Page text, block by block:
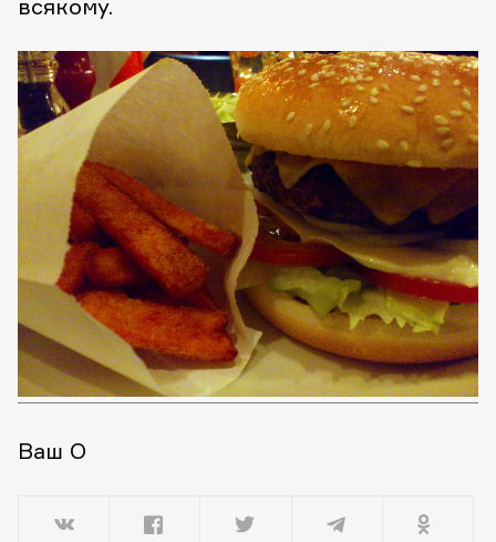
всякому.
Ваш О